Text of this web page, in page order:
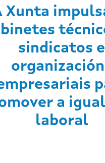
Xunta
sindicatos e
a
laboral